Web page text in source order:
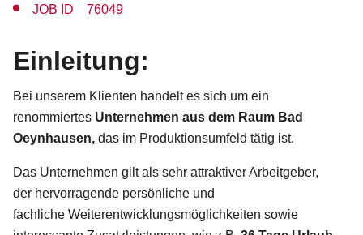
JOB ID 76049
Einleitung:
Bei unserem Klienten handelt es sich um ein
renommiertes Unternehmen aus dem Raum Bad
Oeynhausen, das im Produktionsumfeld tätig ist.
Das Unternehmen gilt als sehr attraktiver Arbeitgeber,
der hervorragende persönliche und
fachliche Weiterentwicklungsmöglichkeiten sowie